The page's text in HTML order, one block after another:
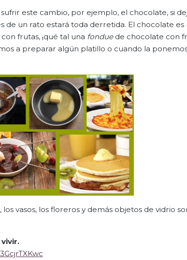
este cambio, por ejemplo, el chocolate, si
de un rato estará toda derretida. El chocolate
frutas, ¡qué tal una fonduede chocolate con
a preparar algún platillo o cuando la
vasos, los floreros y demás objetos de vidrio